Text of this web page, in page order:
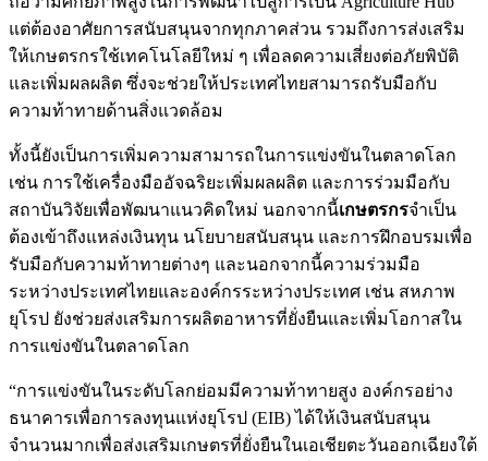
แต่ต้องอาศัยการสนับสนุนจากทุกภาคส่วน รวมถึงการส่งเสริม
ให้เกษตรกรใช้เทคโนโลยีใหม่ ๆ เพื่อลดความเสี่ยงต่อภัยพิบัติ
และเพิ่มผลผลิต ซึ่งจะช่วยให้ประเทศไทยสามารถรับมือกับ
ความท้าทายด้านสิ่งแวดล้อม
ทั้งนี้ยังเป็นการเพิ่มความสามารถในการแข่งขันในตลาดโลก
เช่น การใช้เครื่องมืออัจฉริยะเพิ่มผลผลิต และการร่วมมือกับ
สถาบันวิจัยเพื่อพัฒนาแนวคิดใหม่ นอกจากนี้เกษตรกรจำเป็น
ต้องเข้าถึงแหล่งเงินทุน นโยบายสนับสนุน และการฝึกอบรมเพื่อ
รับมือกับความท้าทายต่างๆ และนอกจากนี้ความร่วมมือ
ระหว่างประเทศไทยและองค์กรระหว่างประเทศ เช่น สหภาพ
ยุโรป ยังช่วยส่งเสริมการผลิตอาหารที่ยั่งยืนและเพิ่มโอกาสใน
การแข่งขันในตลาดโลก
“การแข่งขันในระดับโลกย่อมมีความท้าทายสูง องค์กรอย่าง
ธนาคารเพื่อการลงทุนแห่งยุโรป (EIB) ได้ให้เงินสนับสนุน
จำนวนมากเพื่อส่งเสริมเกษตรที่ยั่งยืนในเอเชียตะวันออกเฉียงใต้